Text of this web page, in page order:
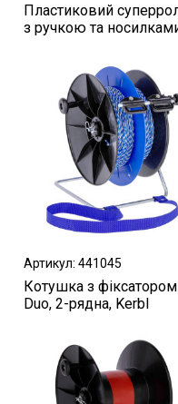
Пластиковий
з ручкою та
Артикул: 441045
Котушка з фіксатором
Duo, 2-рядна, Kerbl